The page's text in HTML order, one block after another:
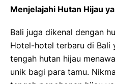
Menjelajahi Hutan Hijau
Bali juga dikenal dengan
Hotel-hotel terbaru di Bali
tengah hutan hijau
unik bagi para tamu.